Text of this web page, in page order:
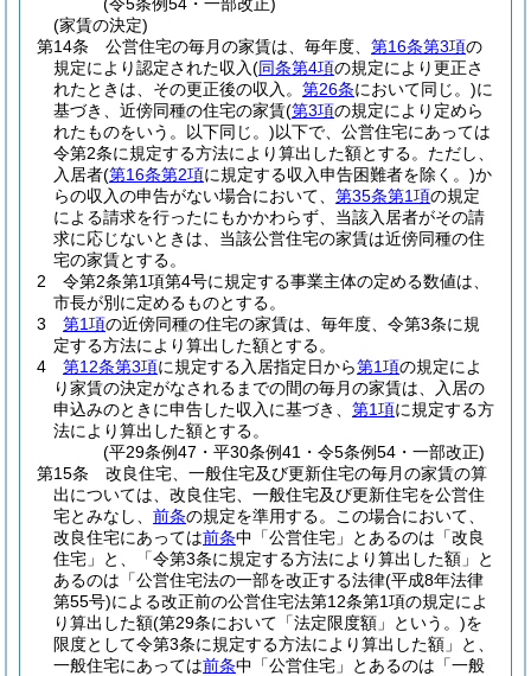
(家賃の決定)
第14条
公営住宅の毎月の家賃は、毎年度、 第16条第3項の
規定により認定された収入(同条第4項の規定により更正さ
れたときは、その更正後の収入。 第26条において同じ。)に
基づき、近傍同種の住宅の家賃(第3項の規定により定めら
れたものをいう。以下同じ。)以下で、公営住宅にあっては
令第2条に規定する方法により算出した額とする。 ただし、
入居者(第16条第2項に規定する収入申告困難者を除く。)か
らの収入の申告がない場合において、 第35条第1項の規定
による請求を行ったにもかかわらず、当該入居者がその請
求に応じないときは、当該公営住宅の家賃は近傍同種の住
宅の家賃とする。
2
令第2条第1項第4号に規定する事業主体の定める数値は、
市長が別に定めるものとする。
3
第1項の近傍同種の住宅の家賃は、毎年度、令第3条に規
定する方法により算出した額とする。
4
第12条第3項に規定する入居指定日から第1項の規定によ
り家賃の決定がなされるまでの間の毎月の家賃は、入居の
申込みのときに申告した収入に基づき、 第1項に規定する方
法により算出した額とする。
(平29条例47・平30条例41・令5条例54・一部改正)
第15条
改良住宅、一般住宅及び更新住宅の毎月の家賃の算
出については、改良住宅、一般住宅及び更新住宅を公営住
宅とみなし、 前条の規定を準用する。
この場合において、
改良住宅にあっては前条中「公営住宅」とあるのは「改良
住宅」と、「令第3条に規定する方法により算出した額」と
あるのは「公営住宅法の一部を改正する法律(平成8年法律
第55号)による改正前の公営住宅法第12条第1項の規定によ
り算出した額(第29条において「法定限度額」という。)を
限度として令第3条に規定する方法により算出した額」と、
一般住宅にあっては前条中「公営住宅」とあるのは「一般